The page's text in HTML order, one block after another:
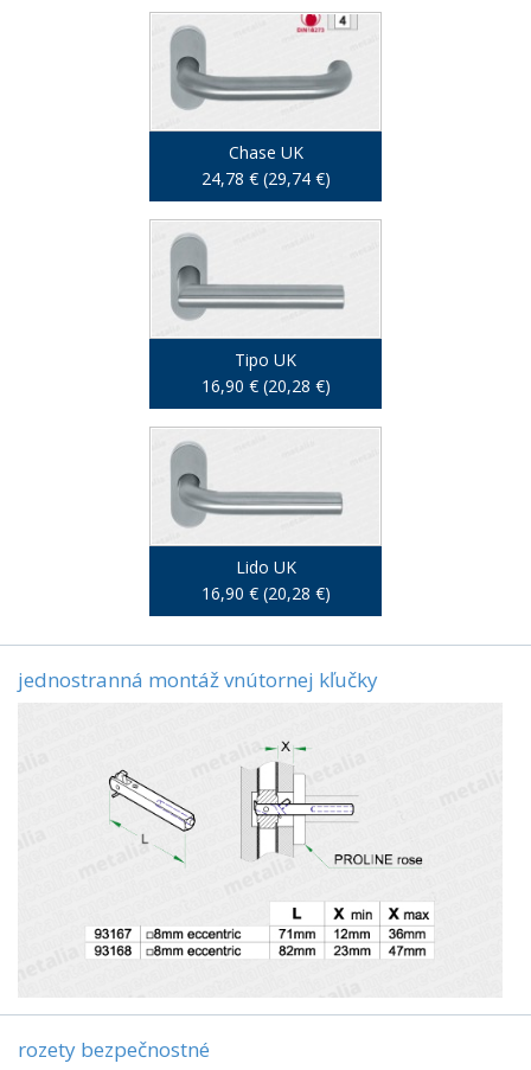
Chase UK
24,78 € (29,74 €)
Tipo UK
16,90 € (20,28 €)
Lido UK
16,90 € (20,28 €)
jednostranná montáž vnútornej kľučky
rozety bezpečnostné